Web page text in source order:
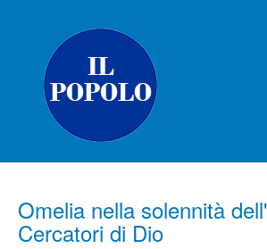
Omelia nella solennità
Cercatori di Dio